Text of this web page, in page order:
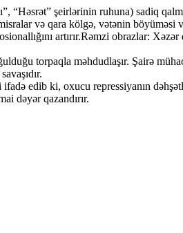
“Həsrət” şeirlərinin ruhuna) sadiq
və qara kölgə, vətənin
artırır.Rəmzi obrazlar:
torpaqla məhdudlaşır. Şairə
edib ki, oxucu repressiyanın
dəyər qazandırır.